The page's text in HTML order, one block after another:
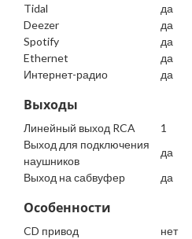
Tidal
да
Deezer
да
Spotify
да
Ethernet
да
Интернет-радио
да
Выходы
Линейный выход RCA
1
Выход для подключения
наушников
да
Выход на сабвуфер
да
Особенности
CD привод
нет